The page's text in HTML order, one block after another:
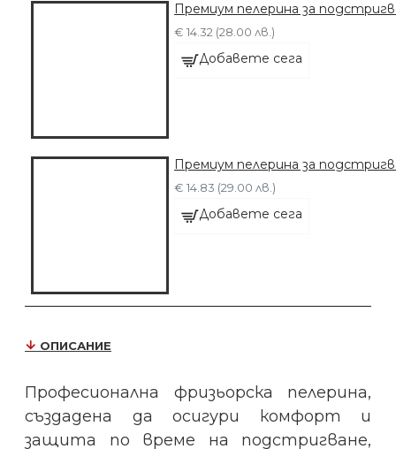
Премиум пелерина за
€ 14.32 (28.00 лв.)
Добавете сега
Премиум пелерина за
€ 14.83 (29.00 лв.)
Добавете сега
ОПИСАНИЕ
Професионална фризьорска пелерина,
създадена да осигури комфорт и
защита по време на подстригване,